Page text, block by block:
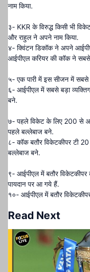
नाम किया.
३- KKR के विरुद्ध किसी भी
और राहुल ने अपने नाम किया.
४- क्विंटन डिकॉक ने अपने
आईपीएल करियर की कॉक ने सबसे
५- एक पारी में इस सीजन में
६- आईपीएल में सबसे बड़ा
बने.
७- पहले विकेट के लिए 200 से
पहले बल्लेबाज बने.
८- कॉक बतौर विकेटकीपर टी
बल्लेबाज बने.
९- आईपीएल में बतौर
पायदान पर आ गये हैं.
१०- आईपीएल में बतौर
Read Next